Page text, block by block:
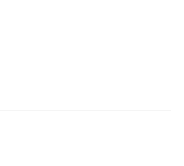
ア形成のサポートを実現し
ています。